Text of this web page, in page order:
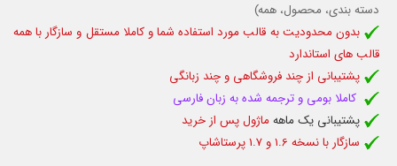
دسته بندی، محصول، همه)
بدون محدودیت به قالب مورد استفاده شما و کاملا مستقل و سازگار با همه
قالب های استاندارد
پشتیبانی از چند فروشگاهی و چند زبانگی
کاملا بومی و ترجمه شده به زبان فارسی
پشتیبانی یک ماههماژول پس از خرید
سازگار با نسخه 1.6 و 1.7 پرستاشاپ